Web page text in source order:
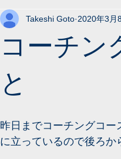
コーチン
と
Takeshi Goto 2020年3月
昨日までコーチングコ
に立っているので後ろか